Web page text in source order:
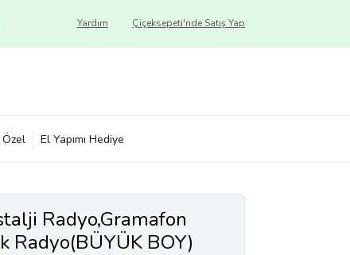
Çiçeksepeti'nde Satış Yap
Yardım
Özel El Yapımı Hediye
Radyo,Gramafon
BOY)